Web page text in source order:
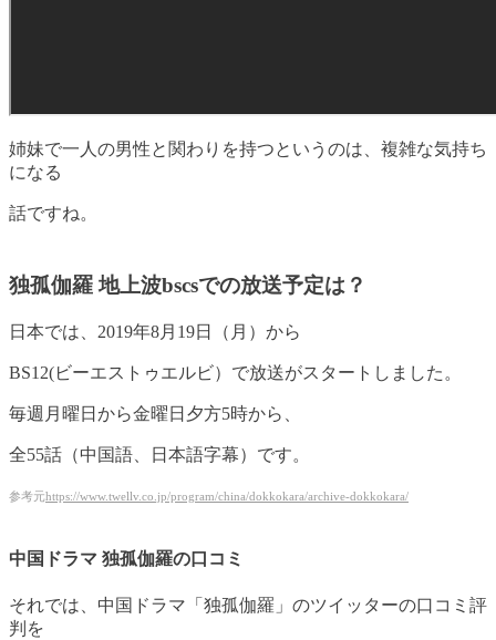
姉妹で一人の男性と関わりを持つというのは、複雑な気持ち
になる
話ですね。
独孤伽羅 地上波bscsでの放送予定は？
日本では、2019年8月19日（月）から
BS12(ビーエストゥエルビ）で放送がスタートしました。
毎週月曜日から金曜日夕方5時から、
全55話（中国語、日本語字幕）です。
参考元https://www.twellv.co.jp/program/china/dokkokara/archive-dokkokara/
中国ドラマ 独孤伽羅の口コミ
それでは、中国ドラマ「独孤伽羅」のツイッターの口コミ評
判を